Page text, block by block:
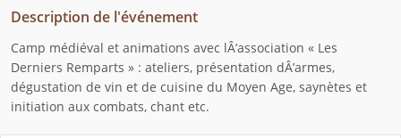
Description de l'événement
Camp médiéval et animations avec lÂ’association « Les
Derniers Remparts » : ateliers, présentation dÂ’armes,
dégustation de vin et de cuisine du Moyen Age, saynètes et
initiation aux combats, chant etc.